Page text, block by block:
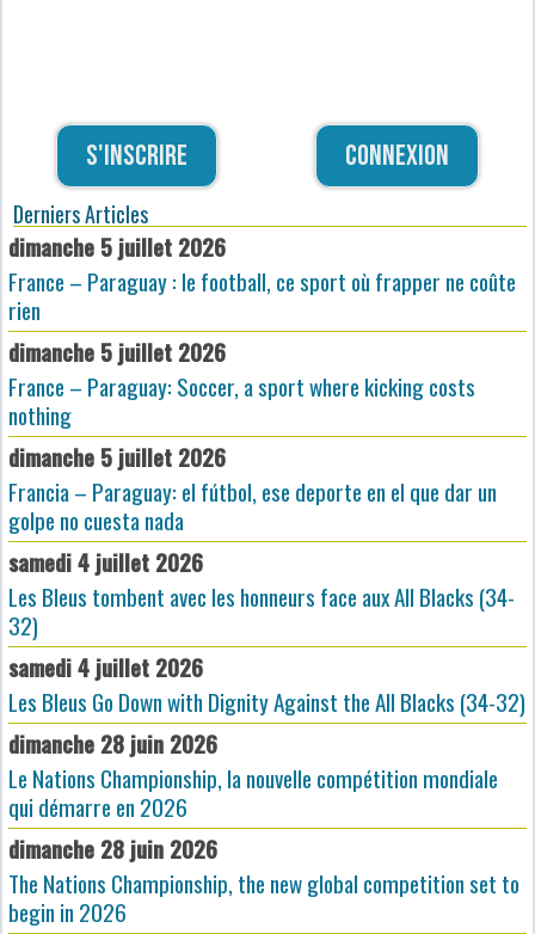
S'inscrire Connexion
Derniers Articles
dimanche 5 juillet 2026
France – Paraguay : le football, ce sport où frapper ne coûte
rien
dimanche 5 juillet 2026
France – Paraguay: Soccer, a sport where kicking costs
nothing
dimanche 5 juillet 2026
Francia – Paraguay: el fútbol, ese deporte en el que dar un
golpe no cuesta nada
samedi 4 juillet 2026
Les Bleus tombent avec les honneurs face aux All Blacks (34-
32)
samedi 4 juillet 2026
Les Bleus Go Down with Dignity Against the All Blacks (34-32)
dimanche 28 juin 2026
Le Nations Championship, la nouvelle compétition mondiale
qui démarre en 2026
dimanche 28 juin 2026
The Nations Championship, the new global competition set to
begin in 2026